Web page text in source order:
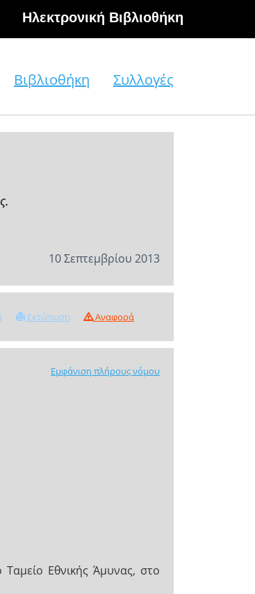
Hλεκτρονική Βιβλιοθήκη
Βιβλιοθήκη Συλλογές
10 Σεπτεμβρίου 2013
Εκτύπωση Αναφορά
Εμφάνιση πλήρους νόμου
Ταμείο Εθνικής Άμυνας, στο